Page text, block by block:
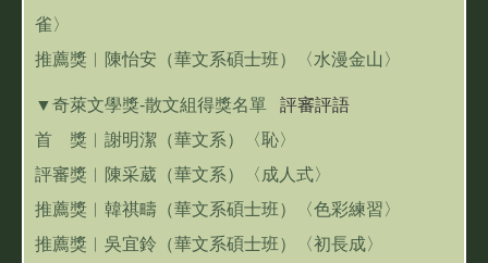
雀〉
推薦獎︱陳怡安（華文系碩士班）〈水漫金山〉
▼奇萊文學獎-散文組得獎名單 評審評語
首 獎︱謝明潔（華文系）〈恥〉
評審獎︱陳采葳（華文系）〈成人式〉
推薦獎︱韓祺疇（華文系碩士班）〈色彩練習〉
推薦獎︱吳宜鈴（華文系碩士班）〈初長成〉